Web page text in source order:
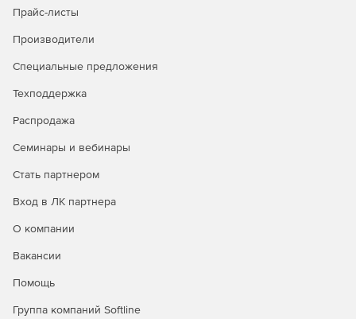
Прайс-листы
Производители
Специальные предложения
Техподдержка
Распродажа
Семинары и вебинары
Стать партнером
Вход в ЛК партнера
О компании
Вакансии
Помощь
Группа компаний Softline